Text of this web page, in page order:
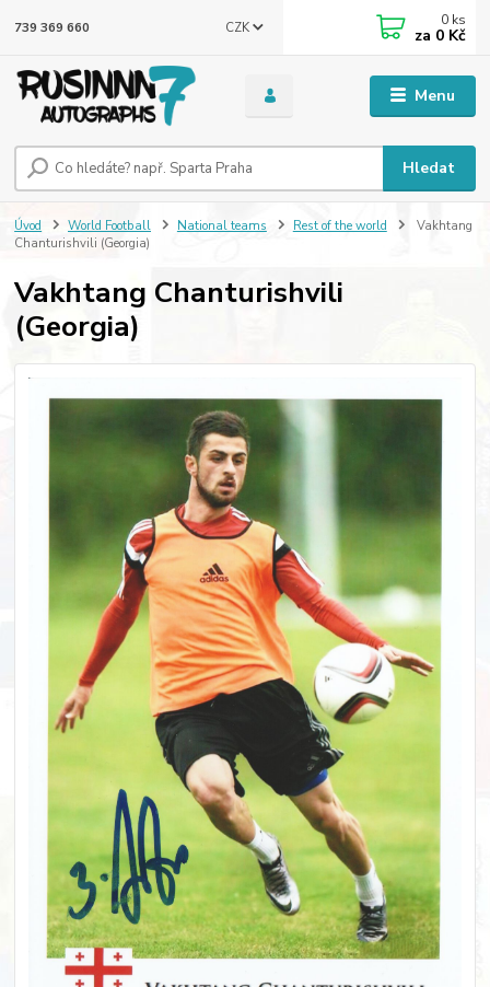
Menu
CZK
Hledat
739 369 660 0 ks
za 0 Kč
Úvod World Football National teams Rest of the world
Vakhtang
Chanturishvili (Georgia)
Vakhtang Chanturishvili
(Georgia)